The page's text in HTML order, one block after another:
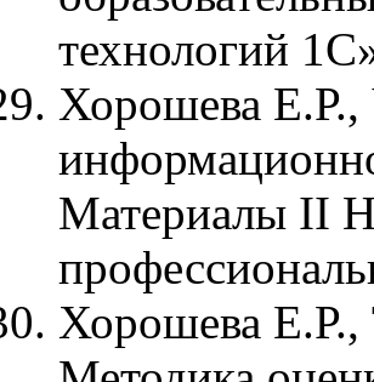
технологий
Хорошева Е.Р.,
Материалы II
Хорошева